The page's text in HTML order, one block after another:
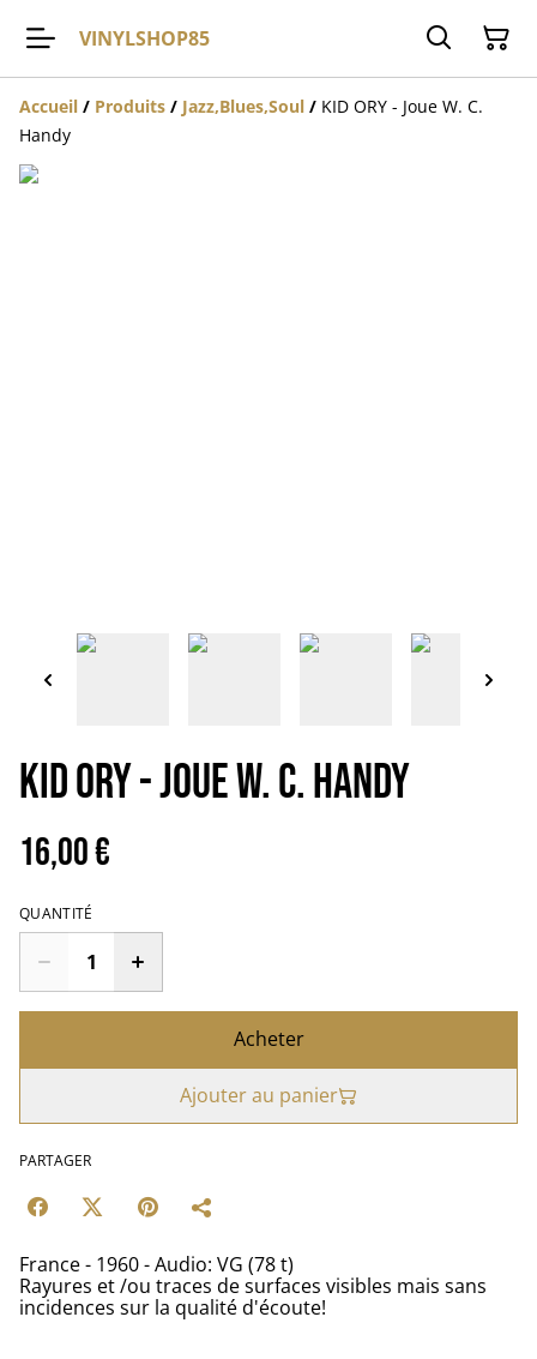
VINYLSHOP85
Accueil / Produits / Jazz,Blues,Soul / KID ORY - Joue W. C.
Handy
KID ORY - Joue W. C. Handy
16,00 €
QUANTITÉ
Acheter
Ajouter au panier
PARTAGER
France - 1960 - Audio: VG (78 t)
Rayures et /ou traces de surfaces visibles mais sans
incidences sur la qualité d'écoute!